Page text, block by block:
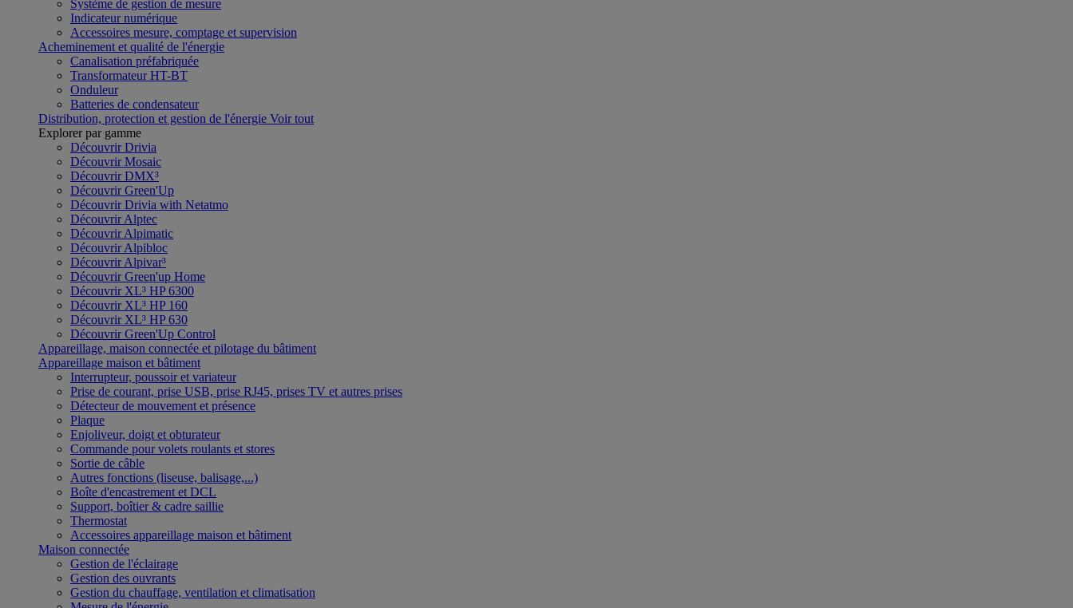
Système de gestion de mesure
Indicateur numérique
Accessoires mesure, comptage et supervision
Acheminement et qualité de l'énergie
Canalisation préfabriquée
Transformateur HT-BT
Onduleur
Batteries de condensateur
Distribution, protection et gestion de l'énergie Voir tout
Explorer par gamme
Découvrir Drivia
Découvrir Mosaic
Découvrir DMX³
Découvrir Green'Up
Découvrir Drivia with Netatmo
Découvrir Alptec
Découvrir Alpimatic
Découvrir Alpibloc
Découvrir Alpivar³
Découvrir Green'up Home
Découvrir XL³ HP 6300
Découvrir XL³ HP 160
Découvrir XL³ HP 630
Découvrir Green'Up Control
Appareillage, maison connectée et pilotage du bâtiment
Appareillage maison et bâtiment
Interrupteur, poussoir et variateur
Prise de courant, prise USB, prise RJ45, prises TV et autres prises
Détecteur de mouvement et présence
Plaque
Enjoliveur, doigt et obturateur
Commande pour volets roulants et stores
Sortie de câble
Autres fonctions (liseuse, balisage,...)
Boîte d'encastrement et DCL
Support, boîtier & cadre saillie
Thermostat
Accessoires appareillage maison et bâtiment
Maison connectée
Gestion de l'éclairage
Gestion des ouvrants
Gestion du chauffage, ventilation et climatisation